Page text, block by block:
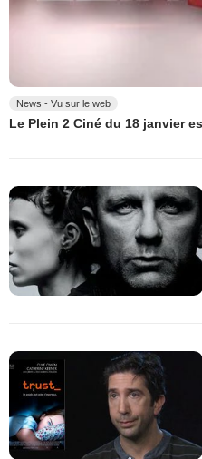
News - Vu sur le web
Le Plein 2 Ciné du 18 janvier